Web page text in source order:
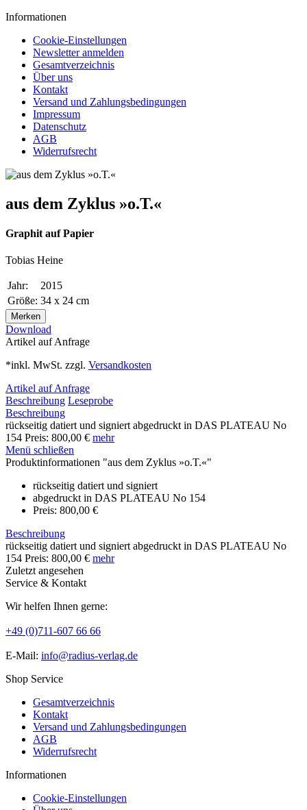
Informationen
Cookie-Einstellungen
Newsletter anmelden
Gesamtverzeichnis
Über uns
Kontakt
Versand und Zahlungsbedingungen
Impressum
Datenschutz
AGB
Widerrufsrecht
aus dem Zyklus »o.T.«
Graphit auf Papier
Tobias Heine
Jahr:
2015
Größe: 34 x 24 cm
Merken
Download
Artikel auf Anfrage
*inkl. MwSt. zzgl. Versandkosten
Artikel auf Anfrage
Beschreibung Leseprobe
Beschreibung
rückseitig datiert und signiert abgedruckt in DAS PLATEAU No
154 Preis: 800,00 € mehr
Menü schließen
Produktinformationen "aus dem Zyklus »o.T.«"
rückseitig datiert und signiert
abgedruckt in DAS PLATEAU No 154
Preis: 800,00 €
Beschreibung
rückseitig datiert und signiert abgedruckt in DAS PLATEAU No
154 Preis: 800,00 € mehr
Zuletzt angesehen
Service & Kontakt
Wir helfen Ihnen gerne:
+49 (0)711-607 66 66
E-Mail: info@radius-verlag.de
Shop Service
Gesamtverzeichnis
Kontakt
Versand und Zahlungsbedingungen
AGB
Widerrufsrecht
Informationen
Cookie-Einstellungen